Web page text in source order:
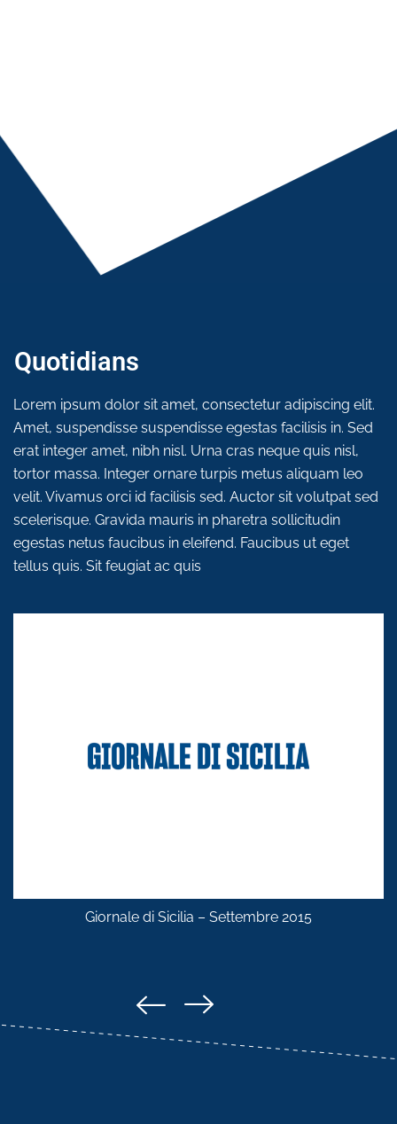
Quotidians
Lorem ipsum dolor sit amet, consectetur adipiscing elit.
Amet, suspendisse suspendisse egestas facilisis in. Sed
erat integer amet, nibh nisl. Urna cras neque quis nisl,
tortor massa. Integer ornare turpis metus aliquam leo
velit. Vivamus orci id facilisis sed. Auctor sit volutpat sed
scelerisque. Gravida mauris in pharetra sollicitudin
egestas netus faucibus in eleifend. Faucibus ut eget
tellus quis. Sit feugiat ac quis
Giornale di Sicilia – Settembre 2015